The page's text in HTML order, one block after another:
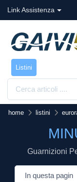
Link Assistenza
Listini
home listini
Guarnizioni